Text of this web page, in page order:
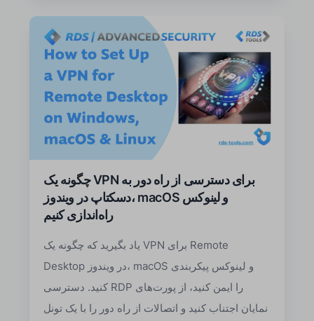
چگونه یک VPN برای دسترسی از راه دور به
دسکتاپ در ویندوز، macOS و لینوکس
راه‌اندازی کنیم
یاد بگیرید که چگونه یک VPN برای Remote
Desktop در ویندوز، macOS و لینوکس پیکربندی
کنید. دسترسی RDP را ایمن کنید، از پورت‌های
نمایان اجتناب کنید و اتصالات از راه دور را با یک تونل